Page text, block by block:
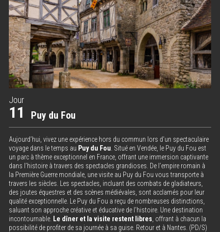
Jour
11 Puy du Fou
Aujourd’hui, vivez une expérience hors du commun lors d’un spectaculaire
voyage dans le temps au Puy du Fou . Situé en Vendée, le Puy du Fou est
un parc à thème exceptionnel en France, offrant une immersion captivante
dans l’histoire à travers des spectacles grandioses. De l’empire romain à
la Première Guerre mondiale, une visite au Puy du Fou vous transporte à
travers les siècles. Les spectacles, incluant des combats de gladiateurs,
des joutes équestres et des scènes médiévales, sont acclamés pour leur
qualité exceptionnelle. Le Puy du Fou a reçu de nombreuses distinctions,
saluant son approche créative et éducative de l’histoire. Une destination
incontournable. Le dîner et la visite restent libres , offrant à chacun la
possibilité de profiter de sa journée à sa guise. Retour et à Nantes. (PD/S)